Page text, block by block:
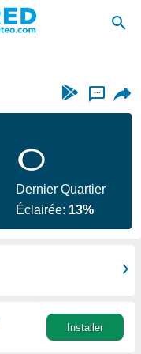
...
Dernier Quartier
Éclairée: 13%
Installer